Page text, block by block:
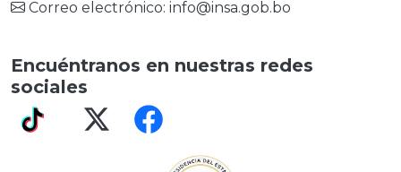
Correo electrónico: info@insa.gob.bo
Encuéntranos en nuestras redes
sociales